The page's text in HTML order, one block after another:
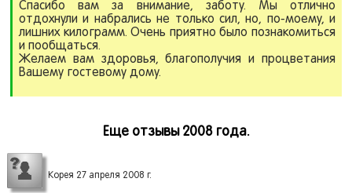
Спасибо вам за внимание, заботу. Мы отлично
отдохнули и набрались не только сил, но, по-моему, и
лишних килограмм. Очень приятно было познакомиться
и пообщаться.
Желаем вам здоровья, благополучия и процветания
Вашему гостевому дому.
Еще отзывы 2008 года.
Корея 27 апреля 2008 г.